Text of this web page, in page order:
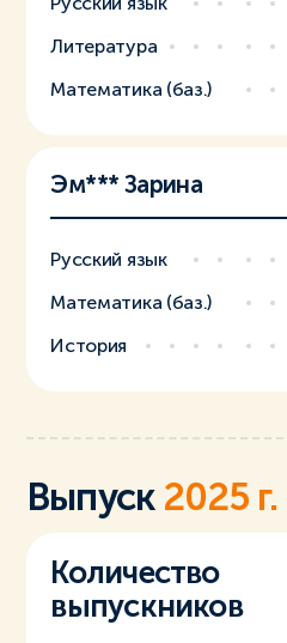
Литература
Математика (баз.)
Эм*** Зарина
Русский язык
Математика (баз.)
История
Выпуск 2025 г.
Количество
выпускников